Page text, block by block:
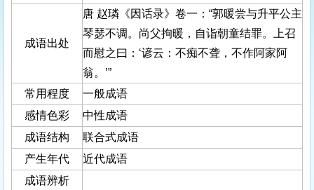
成语出处
唐 赵璘《因话录》卷一：“郭暖尝与升平公主
琴瑟不调。尚父拘暖，自诣朝童结罪。上召
而慰之曰：‘谚云：不痴不聋，不作阿家阿
翁。’”
常用程度
一般成语
感情色彩
中性成语
成语结构
联合式成语
产生年代
近代成语
成语辨析